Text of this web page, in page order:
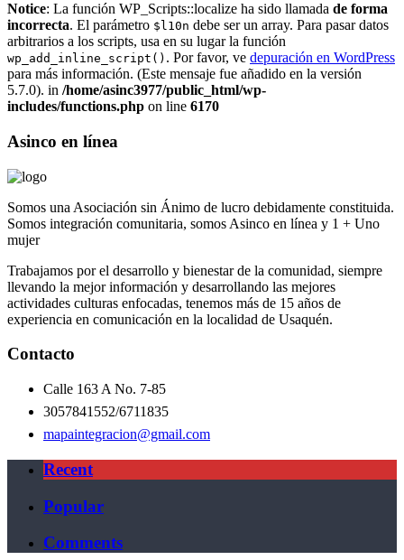
Notice: La función WP_Scripts::localize ha sido llamada de forma
incorrecta. El parámetro $l10n debe ser un array. Para pasar datos
arbitrarios a los scripts, usa en su lugar la función
wp_add_inline_script() . Por favor, ve depuración en WordPress
para más información. (Este mensaje fue añadido en la versión
5.7.0). in /home/asinc3977/public_html/wp-
includes/functions.php on line 6170
Asinco en línea
Somos una Asociación sin Ánimo de lucro debidamente constituida.
Somos integración comunitaria, somos Asinco en línea y 1 + Uno
mujer
Trabajamos por el desarrollo y bienestar de la comunidad, siempre
llevando la mejor información y desarrollando las mejores
actividades culturas enfocadas, tenemos más de 15 años de
experiencia en comunicación en la localidad de Usaquén.
Contacto
Calle 163 A No. 7-85
3057841552/6711835
mapaintegracion@gmail.com
Recent
Popular
Comments